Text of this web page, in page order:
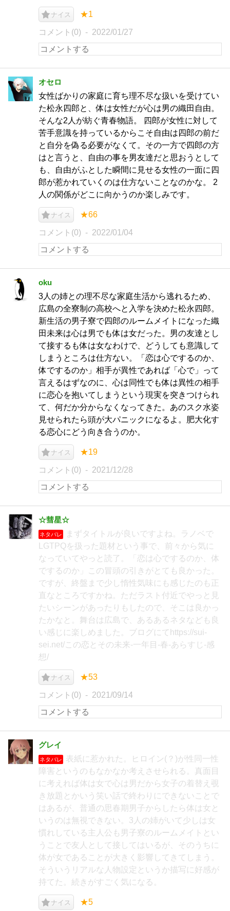
ナイス ★1
コメント(0) 2022/01/27
オセロ
女性ばかりの家庭に育ち理不尽な扱いを受けてい
た松永四郎と、体は女性だが心は男の織田自由。
そんな2人が紡ぐ青春物語。 四郎が女性に対して
苦手意識を持っているからこそ自由は四郎の前だ
と自分を偽る必要がなくて。その一方で四郎の方
はと言うと、自由の事を男友達だと思おうとして
も、自由がふとした瞬間に見せる女性の一面に四
郎が惹かれていくのは仕方ないことなのかな。 2
人の関係がどこに向かうのか楽しみです。
ナイス ★66
コメント(0) 2022/01/04
oku
3人の姉との理不尽な家庭生活から逃れるため、
広島の全寮制の高校へと入学を決めた松永四郎。
新生活の男子寮で四郎のルームメイトになった織
田未来は心は男でも体は女だった。男の友達とし
て接するも体は女なわけで、どうしても意識して
しまうところは仕方ない。「恋は心でするのか、
体でするのか」相手が異性であれば「心で」って
言えるはずなのに、心は同性でも体は異性の相手
に恋心を抱いてしまうという現実を突きつけられ
て、何だか分からなくなってきた。あのスク水姿
見せられたら頭が大パニックになるよ。肥大化す
る恋心にどう向き合うのか。
ナイス ★19
コメント(0) 2021/12/28
☆彗星☆
ネタバレ
まずタイトルが良いですよね。ラノベで
LGTPQを扱った題材という事で、前々から気に
なっていてやっと読了。「恋は心でするのか、体
でするのか」この冒頭の引きがとても良かった。
ですが、終盤まで少し惰性気味にも感じたのも正
直なところですかね。ただラスト付近でやっと見
たいシーンがあったりもしたので、そこは良かっ
たかなと。舞台は広島で、あるあるネタなども良
い感じに楽しめました。ブログにてhttps://sui-
sei.net/この恋とその未来-一年目-春-あらすじ-感
想/
ナイス ★53
コメント(0) 2021/09/14
グレイ
ネタバレ
表紙に惹かれた。ヒロイン(？)が性同一性
障害というのもなかなか考えさせられる。真面目
に考えれば体は女で心は男だから女子の着替え覗
き放題とかいう笑い話で終わりにできないことで
はあるが、普通の思春期男子からしたら体は女と
いうのは無視できない。3人の姉がいて少しは女
慣れしている主人公も男子寮のルームメイトとい
うことで友人として接してはいるが、そのうちに
体が女であることが大きく影響してきてしまう。
そういうリアルな人物設定というか描写に好感が
持てた。続きがすごく気になる。
ナイス ★5